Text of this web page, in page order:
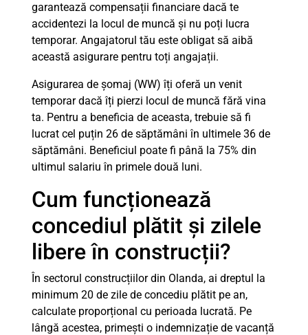
garantează compensații financiare dacă te
accidentezi la locul de muncă și nu poți lucra
temporar. Angajatorul tău este obligat să aibă
această asigurare pentru toți angajații.
Asigurarea de șomaj (WW) îți oferă un venit
temporar dacă îți pierzi locul de muncă fără vina
ta. Pentru a beneficia de aceasta, trebuie să fi
lucrat cel puțin 26 de săptămâni în ultimele 36 de
săptămâni. Beneficiul poate fi până la 75% din
ultimul salariu în primele două luni.
Cum funcționează
concediul plătit și zilele
libere în construcții?
În sectorul construcțiilor din Olanda, ai dreptul la
minimum 20 de zile de concediu plătit pe an,
calculate proporțional cu perioada lucrată. Pe
lângă acestea, primești o indemnizație de vacanță